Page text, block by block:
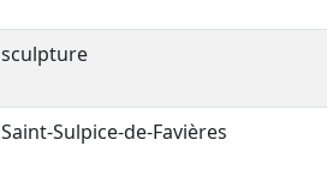
sculpture
Saint-Sulpice-de-Favières